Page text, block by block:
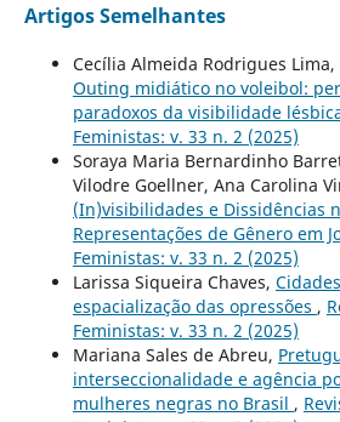
Artigos Semelhantes
Cecília Almeida Rodrigues Lima,
Outing midiático no voleibol:
paradoxos da visibilidade
Feministas: v. 33 n. 2 (2025)
Soraya Maria Bernardinho
Vilodre Goellner, Ana Carolina
(In)visibilidades e Dissidências
Representações de Gênero em
Feministas: v. 33 n. 2 (2025)
Larissa Siqueira Chaves,
espacialização das opressões ,
Feministas: v. 33 n. 2 (2025)
Mariana Sales de Abreu,
interseccionalidade e agência
mulheres negras no Brasil ,